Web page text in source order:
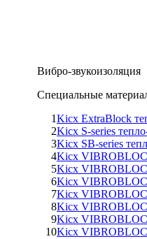
Вибро-звукоизоляция
Специальные
1Kicx ExtraBlock
2Kicx S-series
3Kicx SB-series
4Kicx
5Kicx
6Kicx
7Kicx
8Kicx
9Kicx
10Kicx